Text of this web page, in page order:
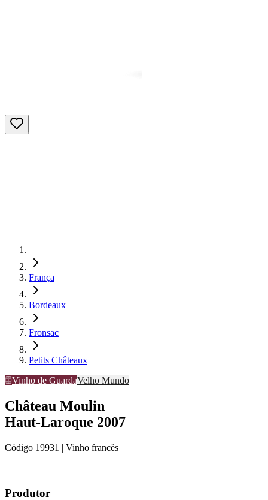
França
Bordeaux
Fronsac
Petits Châteaux
Vinho de GuardaVelho Mundo
Château Moulin
Haut-Laroque 2007
Código 19931 | Vinho francês
Produtor